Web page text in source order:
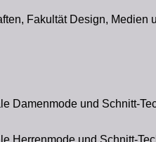
Fakultät Design, Medien
Damenmode und Schnitt-
Herrenmode und Schnitt-